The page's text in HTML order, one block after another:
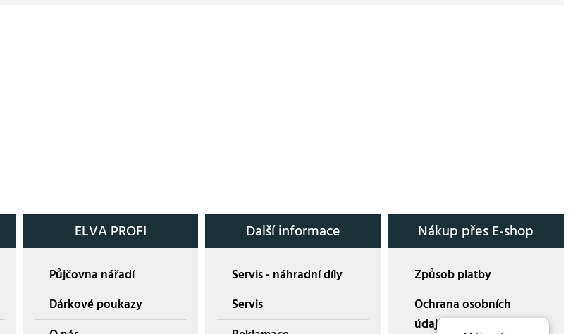
ELVA PROFI
Půjčovna nářadí
Dárkové poukazy
Další informace
Servis - náhradní díly
Servis
Nákup přes E-shop
Způsob platby
Ochrana osobních
údajů